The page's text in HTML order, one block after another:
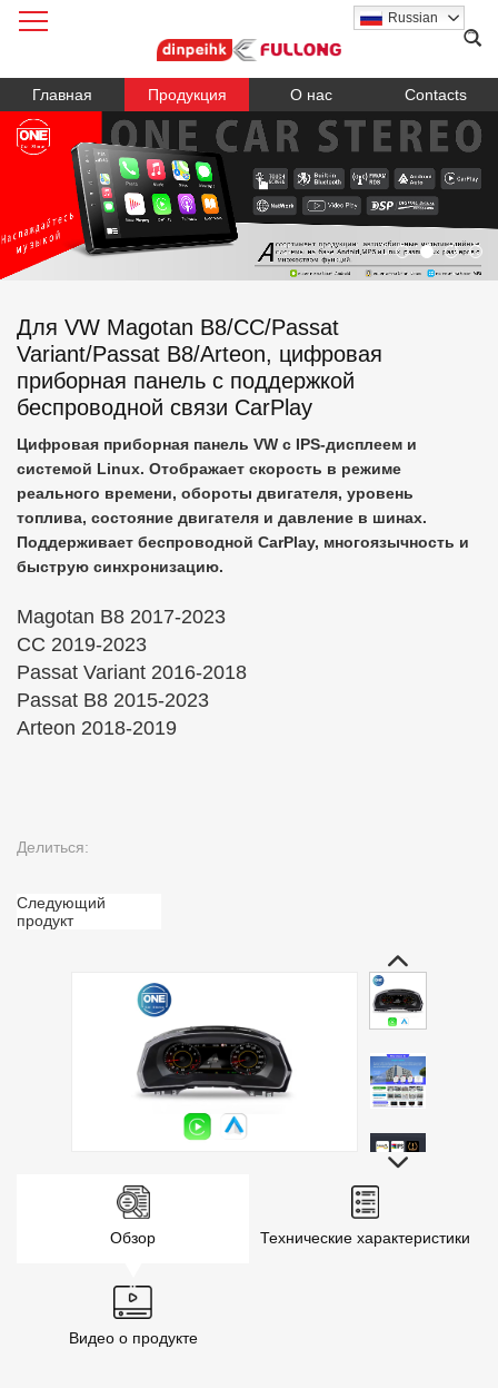
Russian
Главная Продукция О нас Contacts
Для VW Magotan B8/CC/Passat
Variant/Passat B8/Arteon, цифровая
приборная панель с поддержкой
беспроводной связи CarPlay
Цифровая приборная панель VW с IPS-дисплеем и
системой Linux. Отображает скорость в режиме
реального времени, обороты двигателя, уровень
топлива, состояние двигателя и давление в шинах.
Поддерживает беспроводной CarPlay, многоязычность и
быструю синхронизацию.
Magotan B8 2017-2023
CC 2019-2023
Passat Variant 2016-2018
Passat B8 2015-2023
Arteon 2018-2019
Делиться:
Следующий
продукт
Обзор Технические характеристики
Видео о продукте